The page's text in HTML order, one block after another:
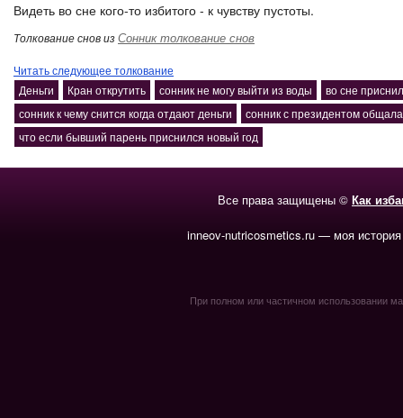
Видеть во сне кого-то избитого - к чувству пустоты.
Толкование снов изСонник толкование снов
Читать следующее толкование
Деньги
Кран открутить сонник не могу выйти из воды
во сне
сонник к чему снится когда отдают деньги
сонник с президентом
что если бывший парень приснился новый год
Все права защищены © Как
inneov-nutricosmetics.ru — моя
При полном или частичном использовании